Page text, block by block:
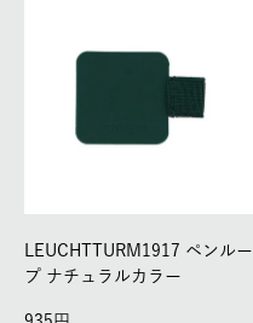
LEUCHTTURM1917 ペンルー
プ ナチュラルカラー